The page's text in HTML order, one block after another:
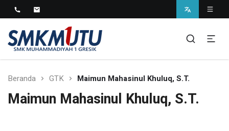
SMK Muhammadiyah 1
Gresik
Beranda GTK Maimun Mahasinul Khuluq, S.T.
Maimun Mahasinul Khuluq, S.T.